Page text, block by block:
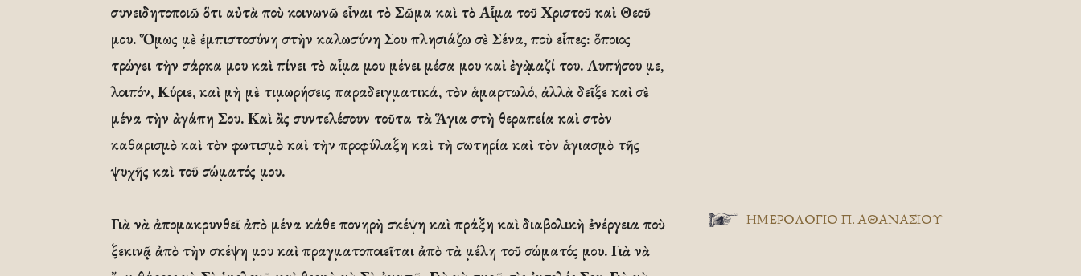
συνειδητοποιῶ ὅτι αὐτὰ ποὺ κοινωνῶ εἶναι τὸ Σῶμα καὶ τὸ Αἷμα τοῦ Χριστοῦ καὶ Θεοῦ
μου. Ὅμως μὲ ἐμπιστοσύνη στὴν καλωσύνη Σου πλησιάζω σὲ Σένα, ποὺ εἶπες: ὅποιος
τρώγει τὴν σάρκα μου καὶ πίνει τὸ αἷμα μου μένει μέσα μου καὶ ἐγὼ μαζί του. Λυπήσου με,
λοιπόν, Κύριε, καὶ μὴ μὲ τιμωρήσεις παραδειγματικά, τὸν ἁμαρτωλό, ἀλλὰ δεῖξε καὶ σὲ
μένα τὴν ἀγάπη Σου. Καὶ ἂς συντελέσουν τοῦτα τὰ Ἅγια στὴ θεραπεία καὶ στὸν
καθαρισμὸ καὶ τὸν φωτισμὸ καὶ τὴν προφύλαξη καὶ τὴ σωτηρία καὶ τὸν ἁγιασμὸ τῆς
ψυχῆς καὶ τοῦ σώματός μου.
Γιὰ νὰ ἀπομακρυνθεῖ ἀπὸ μένα κάθε πονηρὴ σκέψη καὶ πράξη καὶ διαβολικὴ ἐνέργεια ποὺ
ξεκινᾷ ἀπὸ τὴν σκέψη μου καὶ πραγματοποιεῖται ἀπὸ τὰ μέλη τοῦ σώματός μου. Γιὰ νὰ
ΗΜΕΡΟΛΟΓΙΟ Π. ΑΘΑΝΑΣΙΟΥ